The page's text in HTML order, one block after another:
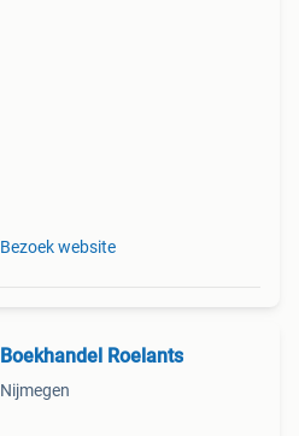
Bezoek website
Boekhandel Roelants
Nijmegen